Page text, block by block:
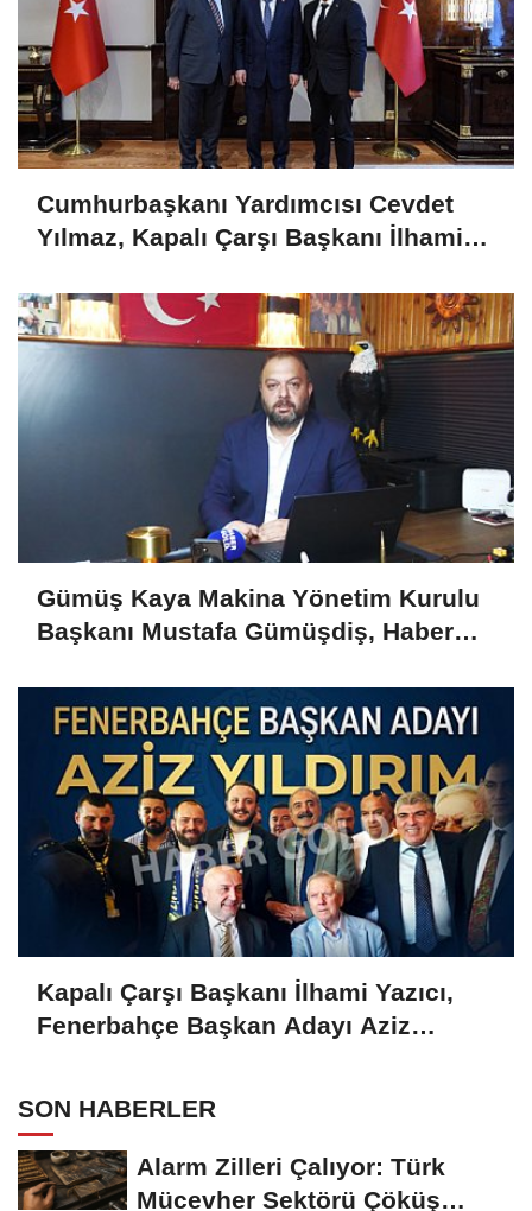
Cumhurbaşkanı Yardımcısı Cevdet
Yılmaz, Kapalı Çarşı Başkanı İlhami
Gümüş Kaya Makina Yönetim Kurulu
Başkanı Mustafa Gümüşdiş, Haber
Kapalı Çarşı Başkanı İlhami Yazıcı,
Fenerbahçe Başkan Adayı Aziz
SON HABERLER
Alarm Zilleri Çalıyor: Türk
Mücevher Sektörü Çöküş